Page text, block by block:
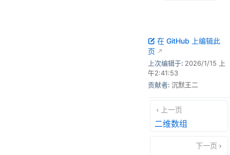
在 GitHub 上编辑此
页
上次编辑于: 2026/1/15 上
午2:41:53
贡献者: 沉默王二
上一页
二维数组
下一页